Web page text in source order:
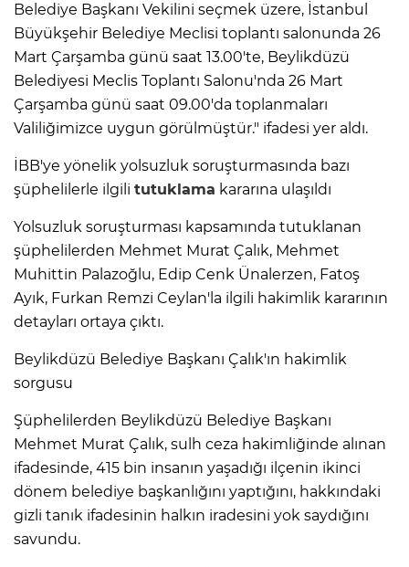
Belediye Başkanı Vekilini seçmek üzere, İstanbul
Büyükşehir Belediye Meclisi toplantı salonunda 26
Mart Çarşamba günü saat 13.00'te, Beylikdüzü
Belediyesi Meclis Toplantı Salonu'nda 26 Mart
Çarşamba günü saat 09.00'da toplanmaları
Valiliğimizce uygun görülmüştür." ifadesi yer aldı.
İBB'ye yönelik yolsuzluk soruşturmasında bazı
şüphelilerle ilgili tutuklama kararına ulaşıldı
Yolsuzluk soruşturması kapsamında tutuklanan
şüphelilerden Mehmet Murat Çalık, Mehmet
Muhittin Palazoğlu, Edip Cenk Ünalerzen, Fatoş
Ayık, Furkan Remzi Ceylan'la ilgili hakimlik kararının
detayları ortaya çıktı.
Beylikdüzü Belediye Başkanı Çalık'ın hakimlik
sorgusu
Şüphelilerden Beylikdüzü Belediye Başkanı
Mehmet Murat Çalık, sulh ceza hakimliğinde alınan
ifadesinde, 415 bin insanın yaşadığı ilçenin ikinci
dönem belediye başkanlığını yaptığını, hakkındaki
gizli tanık ifadesinin halkın iradesini yok saydığını
savundu.